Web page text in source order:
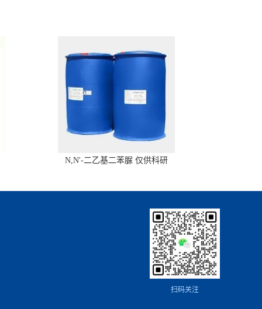
N,N'-二乙基二苯脲 仅供科研
扫码关注